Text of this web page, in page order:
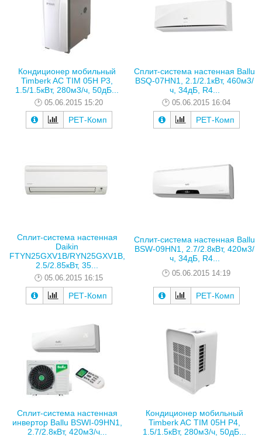
Кондиционер мобильный
Timberk AC TIM 05H P3,
1.5/1.5кВт, 280м3/ч, 50дБ...
05.06.2015 15:20
РЕТ-Комп
Сплит-система настенная Ballu
BSQ-07HN1, 2.1/2.1кВт, 460м3/
ч, 34дБ, R4...
05.06.2015 16:04
РЕТ-Комп
Сплит-система настенная
Daikin
FTYN25GXV1B/RYN25GXV1B,
2.5/2.85кВт, 35...
05.06.2015 16:15
РЕТ-Комп
Сплит-система настенная Ballu
BSW-09HN1, 2.7/2.8кВт, 420м3/
ч, 34дБ, R4...
05.06.2015 14:19
РЕТ-Комп
Сплит-система настенная
инвертор Ballu BSWI-09HN1,
2.7/2.8кВт, 420м3/ч...
Кондиционер мобильный
Timberk AC TIM 05H P4,
1.5/1.5кВт, 280м3/ч, 50дБ...